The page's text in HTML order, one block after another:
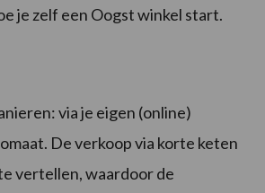
je zelf een Oogst winkel start.
via je eigen (online)
De verkoop via korte keten
vertellen, waardoor de